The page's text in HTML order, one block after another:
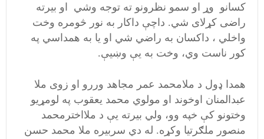
کسانو وړ او سمو نظرونو ته توجه وشي او بیرته
راضی کړلای شي. داچې داکار به نور څومره وخت
واخلي ، داکسان به راضي شي او یا به همداسي په
کور ناست وي، وخت به يې وښيې.
همدا ډول د ملامحمد عمر مجاهد وررو او زوی ملا
عبدالمنان اوخوند او مولوي محمد یعقوب په لومړیو
وختونو کې خپه وو، ولي بیرته یې د ملااخترمحمد
منصور ملګرتیا وکړه. له دي سربیره ملا محمد حسن